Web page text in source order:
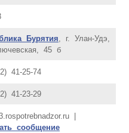
Бурятия, г. Улан-Удэ,
45 б
41-25-74
41-23-29
|
сообщение